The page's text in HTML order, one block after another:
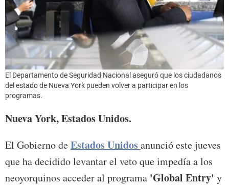
El Departamento de Seguridad Nacional aseguró que los ciudadanos
del estado de Nueva York pueden volver a participar en los
programas.
Nueva York, Estados Unidos.
El Gobierno deEstados Unidosanunció este jueves
que ha decidido levantar el veto que impedía a los
neoyorquinos acceder al programa 'Global Entry' y